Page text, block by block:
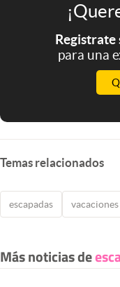
abre en nueva pestaña
Argentina
para una
Temas relacionados
escapadas vacaciones
Más noticias de